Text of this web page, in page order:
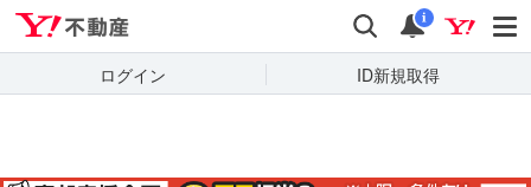
検索 通知
i
ログイン ID新規取得
キーワードで
質問を探す